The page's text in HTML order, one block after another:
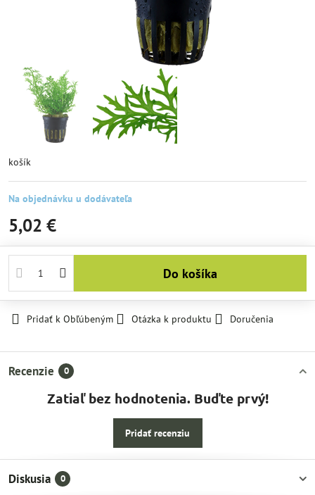
košík
Na objednávku u dodávateľa
5,02 €
Do košíka
Pridať k Obľúbeným Otázka k produktu Doručenia
Recenzie 0
Zatiaľ bez hodnotenia. Buďte prvý!
Pridať recenziu
Diskusia 0